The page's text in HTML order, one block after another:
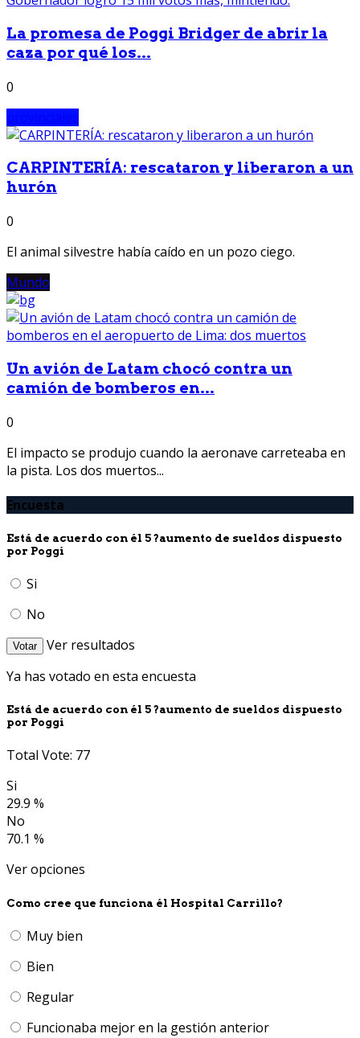
La promesa de Poggi Bridger de abrir la
caza por qué los...
0
CARPINTERÍA: rescataron y liberaron a un
hurón
0
El animal silvestre había caído en un pozo ciego.
Mundo
Un avión de Latam chocó contra un
camión de bomberos en...
0
El impacto se produjo cuando la aeronave carreteaba en
la pista. Los dos muertos...
Encuesta
Está de acuerdo con él 5 ?aumento de sueldos dispuesto
por Poggi
Si
No
Votar
Ver resultados
Ya has votado en esta encuesta
Está de acuerdo con él 5 ?aumento de sueldos dispuesto
por Poggi
Total Vote: 77
Si
29.9 %
No
70.1 %
Ver opciones
Como cree que funciona él Hospital Carrillo?
Muy bien
Bien
Regular
Funcionaba mejor en la gestión anterior